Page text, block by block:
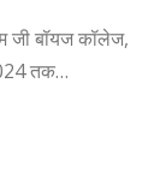
बॉयज कॉलेज,
तक…